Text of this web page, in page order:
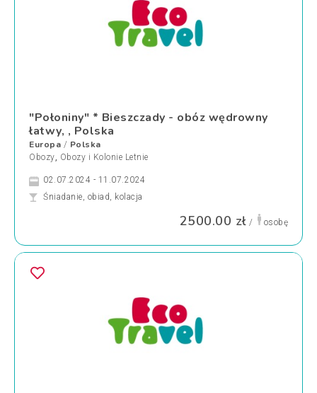
"Połoniny" * Bieszczady - obóz wędrowny
łatwy, , Polska
Europa / Polska
Obozy, Obozy i Kolonie Letnie
02.07.2024 - 11.07.2024
Śniadanie, obiad, kolacja
2500.00 zł / osobę